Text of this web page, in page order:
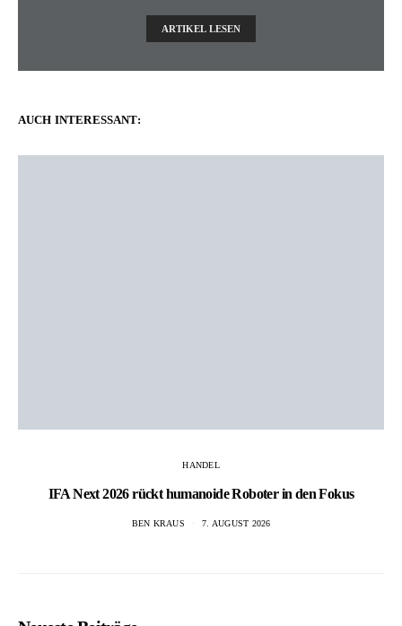
ARTIKEL LESEN
AUCH INTERESSANT:
HANDEL
IFA Next 2026 rückt humanoide Roboter in den Fokus
BEN KRAUS 7. AUGUST 2026